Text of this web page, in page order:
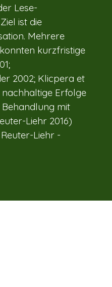
Lese-
ist die
Mehrere
kurzfristige
2002; Klicpera et
nachhaltige Erfolge
mit
Liehr 2016)
Liehr -